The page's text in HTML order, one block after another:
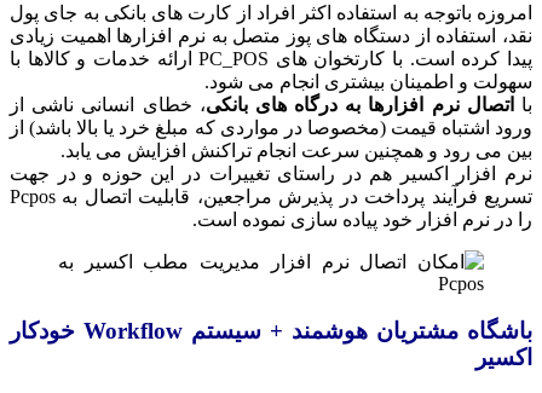
امروزه باتوجه به استفاده اکثر افراد از کارت ‌های بانکی به جای پول
نقد، استفاده از دستگاه های پوز متصل به نرم افزارها اهمیت زیادی
پیدا کرده است. با کارتخوان‌ های PC_POS ارائه خدمات و کالاها با
سهولت و اطمینان بیشتری انجام می‌ شود.
با اتصال نرم افزارها به درگاه های بانکی، خطای انسانی ناشی از
ورود اشتباه قیمت (مخصوصا در مواردی‌ که مبلغ خرد يا بالا باشد) از
بین می‌ رود و همچنین سرعت انجام تراکنش افزایش می‌ یابد.
نرم افزار اکسیر هم در راستای تغییرات در این حوزه و در جهت
تسریع فرآیند پرداخت در پذیرش مراجعین، قابلیت اتصال به Pcpos
را در نرم افزار خود پیاده سازی نموده است.
باشگاه مشتریان هوشمند + سیستم
خودکار
اکسیر